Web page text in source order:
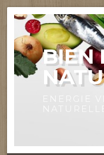
BIEN
ENERGIE